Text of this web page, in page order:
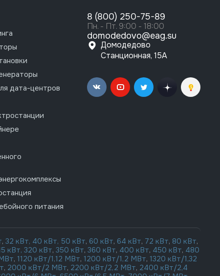
дата-центров
питания
8 (800) 250-75-89
Пн. - Пт. 9:00 - 18:00
domodedovo@eag.su
Домодедово
Станционная, 15А
, 32 кВт, 40 кВт, 50 кВт, 60 кВт, 64 кВт, 72 кВт, 80 кВт,
кВт, 320 кВт, 350 кВт, 360 кВт, 400 кВт, 450 кВт, 480
, 1120 кВт/1,12 МВт, 1200 кВт/1,2 МВт, 1320 кВт/1,32
, 2000 кВт/2 МВт, 2200 кВт/2,2 МВт, 2400 кВт/2,4